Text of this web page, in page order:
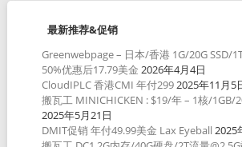
最新推荐&促销
Greenwebpage – 日本/香港 1G/20G SSD/
50%优惠后17.79美金 2026年4月4日
CloudIPLC 香港CMI 年付2992025年11月5
搬瓦工 MINICHICKEN : $19/年 – 1核/1GB/
2025年5月21日
DMIT促销 年付49.99美金 Lax Eyeball 2025